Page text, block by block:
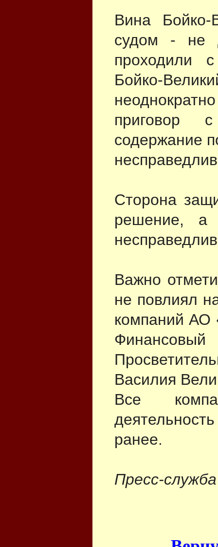
Вина Бойко-
судом - не
проходили
Бойко-
приговор
содержание
Сторона
решение, а
Важно
не повлиял
компаний АО
Василия
Все
ранее.
Пресс-служба